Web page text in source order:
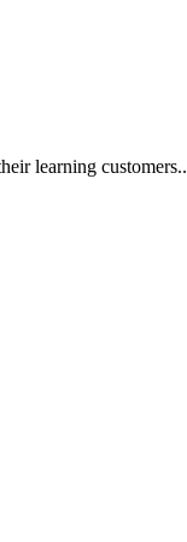
learning customers..